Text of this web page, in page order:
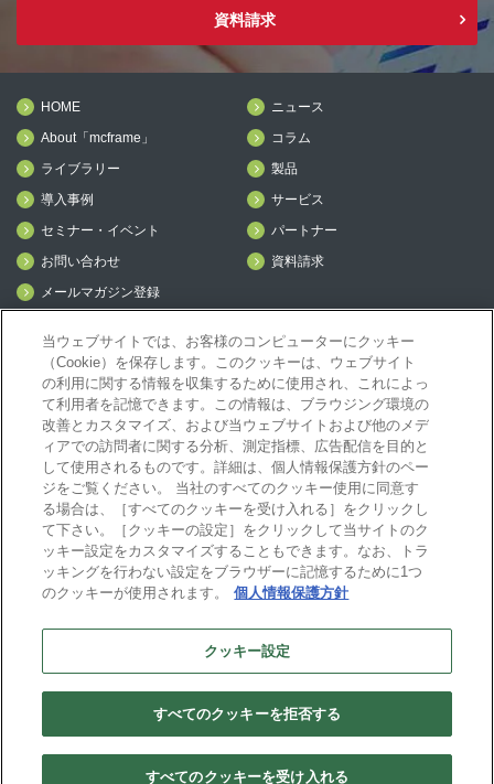
資料請求
HOME
ニュース
About「mcframe」
コラム
ライブラリー
製品
導入事例
サービス
セミナー・イベント
パートナー
お問い合わせ
資料請求
メールマガジン登録
mcframeナビ（ユーザ登録者）
mcframeユーザ会サイト（MCUG会員専用）
ID発行をご希望の方はこちら
パートナー専用サイト
mcframe GAパートナー専用サイト
MIJS
B-EN-Gについて
ビジネスエンジニアリング株式会社
当ウェブサイトでは、お客様のコンピューターにクッキー
（Cookie）を保存します。このクッキーは、ウェブサイト
の利用に関する情報を収集するために使用され、これによっ
て利用者を記憶できます。この情報は、ブラウジング環境の
改善とカスタマイズ、および当ウェブサイトおよび他のメデ
ィアでの訪問者に関する分析、測定指標、広告配信を目的と
して使用されるものです。詳細は、個人情報保護方針のペー
ジをご覧ください。 当社のすべてのクッキー使用に同意す
る場合は、［すべてのクッキーを受け入れる］をクリックし
て下さい。［クッキーの設定］をクリックして当サイトのク
ッキー設定をカスタマイズすることもできます。なお、トラ
ッキングを行わない設定をブラウザーに記憶するために1つ
のクッキーが使用されます。
個人情報保護方針
クッキー設定
すべてのクッキーを拒否する
すべてのクッキーを受け入れる